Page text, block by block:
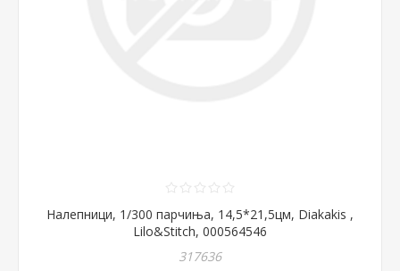
Налепници, 1/300 парчиња, 14,5*21,5цм, Diakakis ,
Lilo&Stitch, 000564546
317636